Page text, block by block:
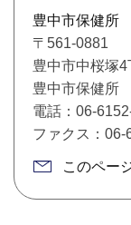
豊中市保健
〒561-0881
豊中市中桜塚
豊中市保健所
電話：06-
ファクス：06-
このペー